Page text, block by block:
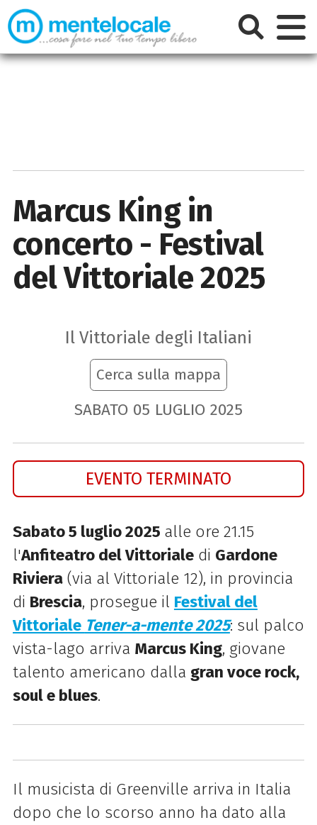
Marcus King in
concerto - Festival
del Vittoriale 2025
Il Vittoriale degli Italiani
Cerca sulla mappa
SABATO 05 LUGLIO 2025
EVENTO TERMINATO
Sabato 5 luglio 2025 alle ore 21.15
l'Anfiteatro del Vittorialedi Gardone
Riviera(via al Vittoriale 12), in provincia
di Brescia, prosegue il Festival del
Vittoriale Tener-a-mente 2025: sul palco
vista-lago arriva Marcus King, giovane
talento americano dalla gran voce rock,
soul e blues.
Il musicista di Greenville arriva in Italia
dopo che lo scorso anno ha dato alla